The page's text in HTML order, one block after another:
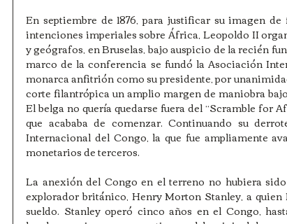
En septiembre de 1876, para justificar su imagen
intenciones imperiales sobre África, Leopoldo II
y geógrafos, en Bruselas, bajo auspicio de la recién
marco de la conferencia se fundó la Asociación
monarca anfitrión como su presidente, por
corte filantrópica un amplio margen de maniobra
El belga no quería quedarse fuera del “Scramble for
que acababa de comenzar. Continuando su
Internacional del Congo, la que fue ampliamente
monetarios de terceros.
La anexión del Congo en el terreno no hubiera
explorador británico, Henry Morton Stanley, a
sueldo. Stanley operó cinco años en el Congo,